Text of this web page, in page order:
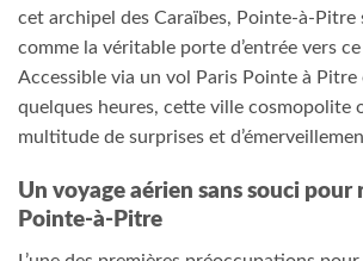
cet archipel des Caraïbes, Pointe-à-Pitre
comme la véritable porte d’entrée vers
Accessible via un vol Paris Pointe à Pitre
quelques heures, cette ville cosmopolite
multitude de surprises et
Un voyage aérien sans souci pour
Pointe-à-Pitre